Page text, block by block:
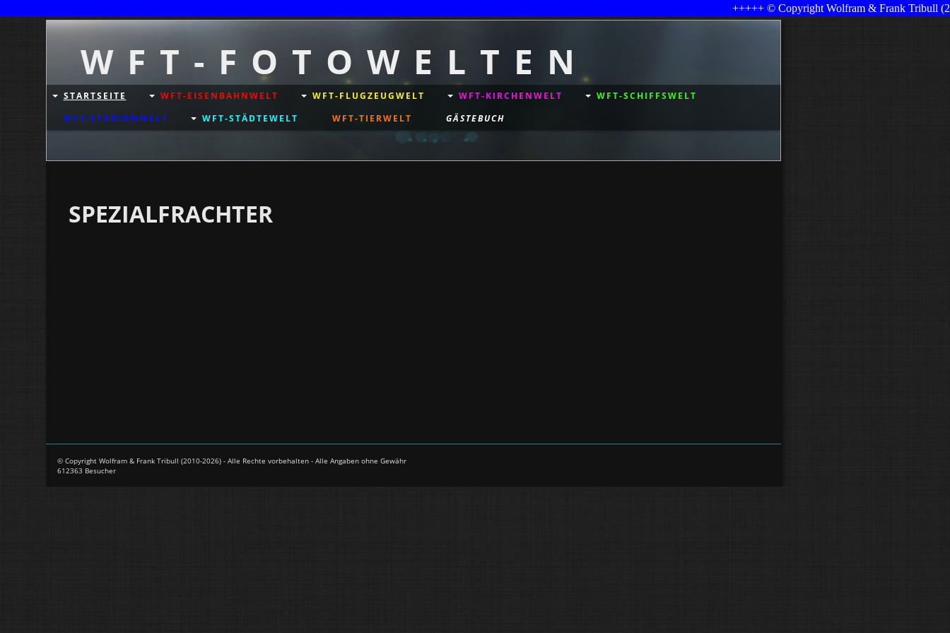
+++++ © Copyright Wolfram & Frank Tribull
W F T - F O T O W E L T E N
STARTSEITE WFT-EISENBAHNWELT WFT-FLUGZEUGWELT WFT-KIRCHENWELT
WFT-SCHIFFSWELT
WFT-STADIONWELT
WFT-STÄDTEWELT WFT-TIERWELT GÄSTEBUCH
SPEZIALFRACHTER
© Copyright Wolfram & Frank Tribull (2010-2026) - Alle Rechte vorbehalten - Alle Angaben ohne Gewähr
612363 Besucher